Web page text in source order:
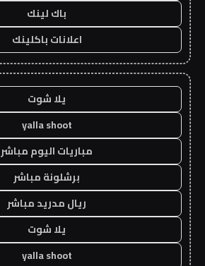
باك لينك
اعلانات باكلينك
يلا شوت
yalla shoot
مباريات اليوم مباشر
برشلونة مباشر
ريال مدريد مباشر
يلا شوت
yalla shoot